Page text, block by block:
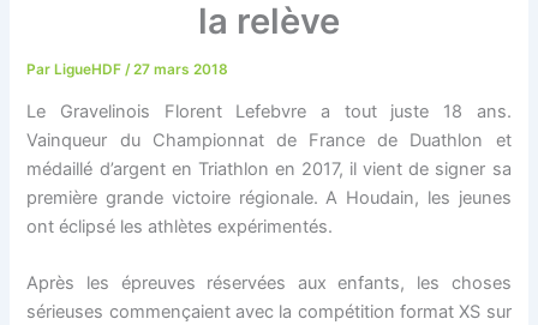
la relève
ParLigueHDF /27 mars 2018
Le Gravelinois Florent Lefebvre a tout juste 18 ans.
Vainqueur du Championnat de France de Duathlon et
médaillé d’argent en Triathlon en 2017, il vient de signer sa
première grande victoire régionale. A Houdain, les jeunes
ont éclipsé les athlètes expérimentés.
Après les épreuves réservées aux enfants, les choses
sérieuses commençaient avec la compétition format XS sur